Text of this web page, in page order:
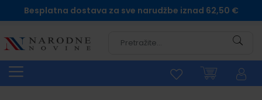
Besplatna dostava za sve narudžbe iznad 62,50 €